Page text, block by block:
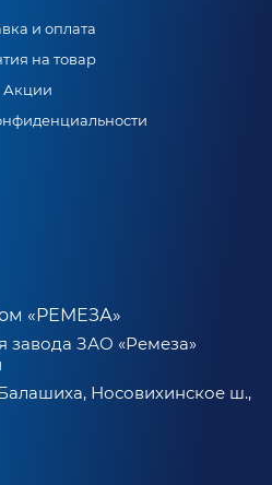
и оплата
на товар
Акции
«РЕМЕЗА»
завода ЗАО «Ремеза»
Носовихинское ш.,